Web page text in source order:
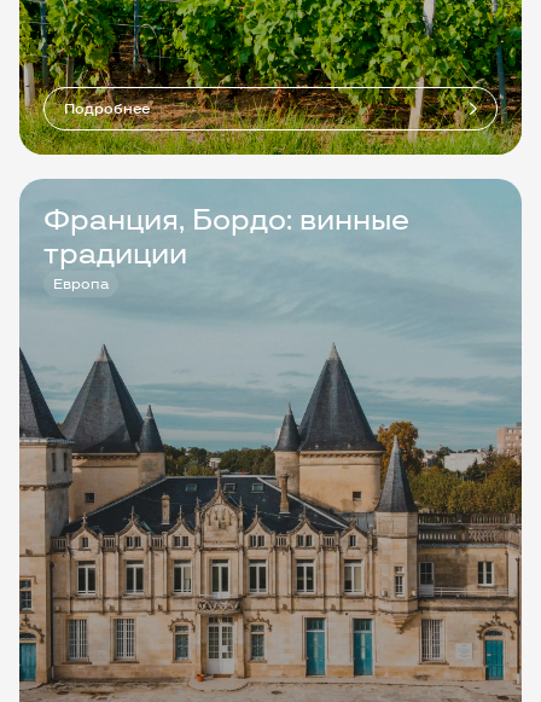
Подробнее
Франция, Бордо: винные
традиции
Европа